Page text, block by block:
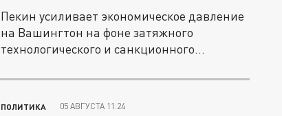
Пекин усиливает экономическое давление
на Вашингтон на фоне затяжного
технологического и санкционного...
ПОЛИТИКА 05 АВГУСТА 11:24